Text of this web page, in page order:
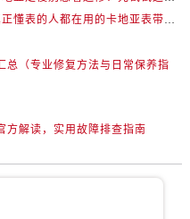
真正懂表的人都在用的卡地亚表带调节技巧
总（专业修复方法与日常保养指
方解读，实用故障排查指南